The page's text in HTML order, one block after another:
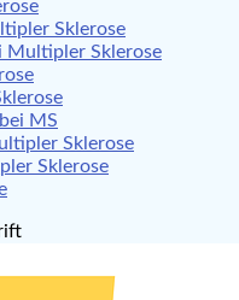
Sklerose
Multipler Sklerose
MS
Sklerose
Sklerose